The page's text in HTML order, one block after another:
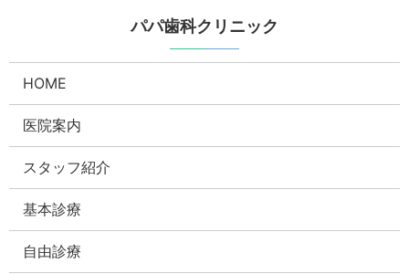
パパ歯科クリニック
HOME
医院案内
スタッフ紹介
基本診療
自由診療